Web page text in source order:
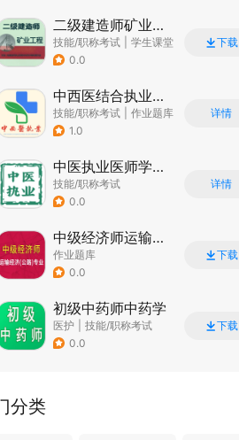
二级建造师矿业工程
技能/职称考试
学生课堂
0.0
下载
中西医结合执业医师
技能/职称考试
作业题库
1.0
详情
中医执业医师学习平台
技能/职称考试
0.0
详情
中级经济师运输公路专业
作业题库
0.0
下载
初级中药师中药学
医护
技能/职称考试
0.0
下载
分类